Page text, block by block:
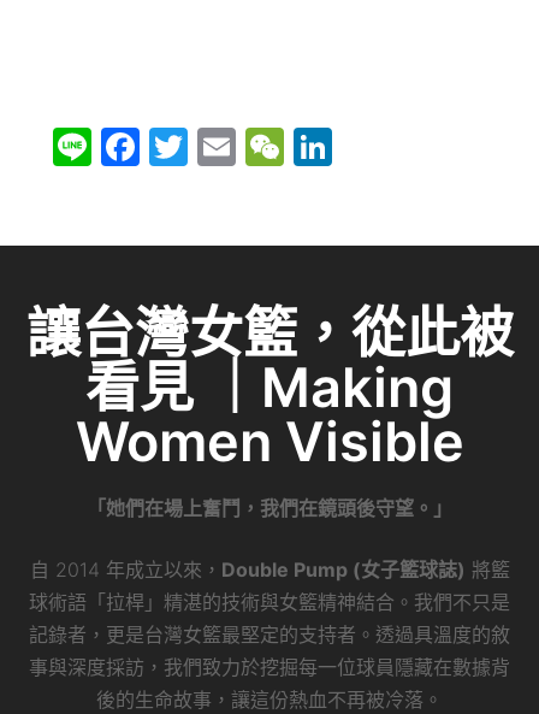
Li F
b
o
o
k
T
E
W
at
dI
n
讓台灣女籃，從此被
看見 ｜Making
Women Visible
「她們在場上奮鬥，我們在鏡頭後守望。」
自 2014 年成立以來， Double Pump (女子籃球誌) 將籃
球術語「拉桿」精湛的技術與女籃精神結合。我們不只是
記錄者，更是台灣女籃最堅定的支持者。透過具溫度的敘
事與深度採訪，我們致力於挖掘每一位球員隱藏在數據背
後的生命故事，讓這份熱血不再被冷落。